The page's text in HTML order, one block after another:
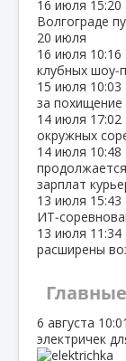
16 июля 15:20
Волгограде
20 июля
16 июля 10:16
клубных
15 июля 10:03
за
14 июля 17:02
окружных
14 июля 10:48
зарплат
13 июля 15:43
13 июля 11:34
расширены
6 августа 10:01
электричек